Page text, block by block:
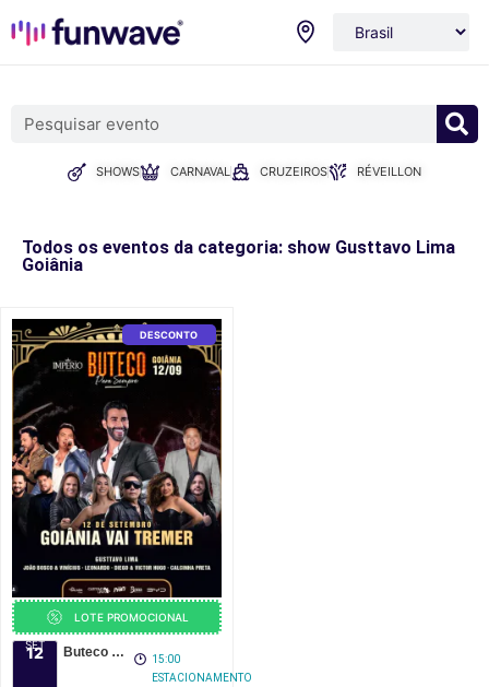
SHOWS CARNAVAL CRUZEIROS RÉVEILLON
Todos os eventos da categoria: show Gusttavo Lima
Goiânia
DESCONTO
LOTE PROMOCIONAL
12
SET Buteco Goiânia 2026
15:00
ESTACIONAMENTO